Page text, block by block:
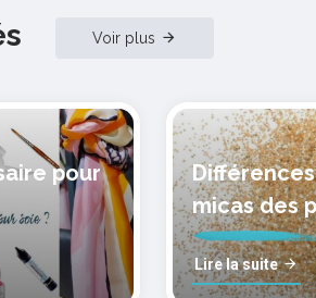
Voir plus
pour
micas des pâtes
polymères
Lire la suite